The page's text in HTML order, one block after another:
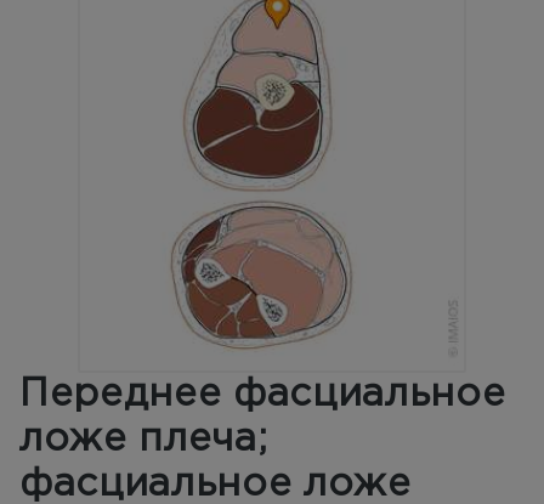
Переднее фасциальное
ложе плеча;
фасциальное ложе